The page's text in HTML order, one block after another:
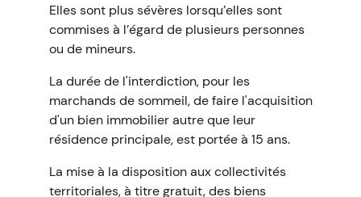
Elles sont plus sévères lorsqu’elles sont
commises à l’égard de plusieurs personnes
ou de mineurs.
La durée de l'interdiction, pour les
marchands de sommeil, de faire l'acquisition
d'un bien immobilier autre que leur
résidence principale, est portée à 15 ans.
La mise à la disposition aux collectivités
territoriales, à titre gratuit, des biens